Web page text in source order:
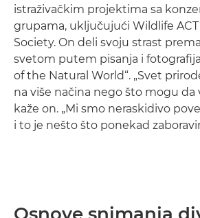
istraživačkim projektima sa
grupama, uključujući Wildlife ACT
Society. On deli svoju strast
svetom putem pisanja i
of the Natural World“. „Svet
na više načina nego što mogu da
kaže on. „Mi smo neraskidivo
i to je nešto što ponekad
Osnove snimanja